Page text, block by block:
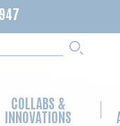
COLLABS &
INNOVATIONS